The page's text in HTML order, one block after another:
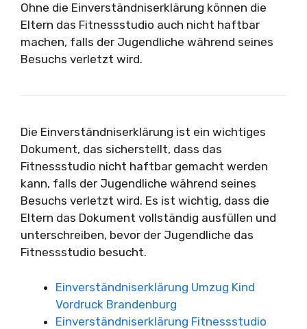
Ohne die Einverständniserklärung können die
Eltern das Fitnessstudio auch nicht haftbar
machen, falls der Jugendliche während seines
Besuchs verletzt wird.
Die Einverständniserklärung ist ein wichtiges
Dokument, das sicherstellt, dass das
Fitnessstudio nicht haftbar gemacht werden
kann, falls der Jugendliche während seines
Besuchs verletzt wird. Es ist wichtig, dass die
Eltern das Dokument vollständig ausfüllen und
unterschreiben, bevor der Jugendliche das
Fitnessstudio besucht.
Einverständniserklärung Umzug Kind
Vordruck Brandenburg
Einverständniserklärung Fitnessstudio